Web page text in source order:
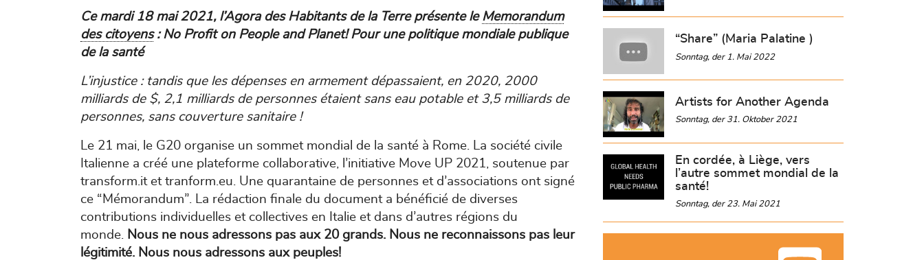
Ce mardi 18 mai 2021, l’Agora des Habitants de la Terre présente le Memorandum
des citoyens: No Profit on People and Planet! Pour une politique mondiale publique
de la santé
L’injustice : tandis que les dépenses en armement dépassaient, en 2020, 2000
milliards de $, 2,1 milliards de personnes étaient sans eau potable et 3,5 milliards de
personnes, sans couverture sanitaire !
Le 21 mai, le G20 organise un sommet mondial de la santé à Rome. La société civile
Italienne a créé une plateforme collaborative, l’initiative Move UP 2021, soutenue par
transform.it et tranform.eu. Une quarantaine de personnes et d’associations ont signé
ce “Mémorandum”. La rédaction finale du document a bénéficié de diverses
contributions individuelles et collectives en Italie et dans d’autres régions du
monde. Nous ne nous adressons pas aux 20 grands. Nous ne reconnaissons pas leur
légitimité. Nous nous adressons aux peuples!
“Share” (Maria Palatine )
Sonntag, der 1. Mai 2022
Artists for Another Agenda
Sonntag, der 31. Oktober 2021
En cordée, à Liège, vers
l’autre sommet mondial de la
santé!
Sonntag, der 23. Mai 2021